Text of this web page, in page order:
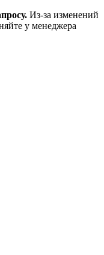
Из-за изменений
у менеджера